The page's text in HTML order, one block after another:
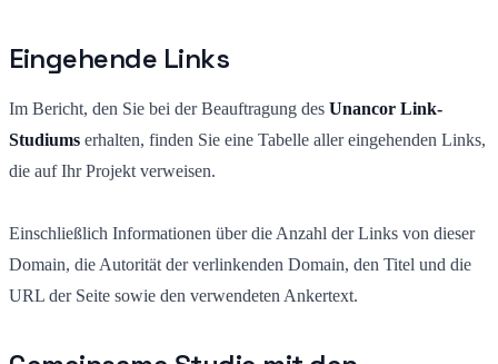
Eingehende Links
Im Bericht, den Sie bei der Beauftragung des Unancor Link-
Studiums erhalten, finden Sie eine Tabelle aller eingehenden Links,
die auf Ihr Projekt verweisen.
Einschließlich Informationen über die Anzahl der Links von dieser
Domain, die Autorität der verlinkenden Domain, den Titel und die
URL der Seite sowie den verwendeten Ankertext.